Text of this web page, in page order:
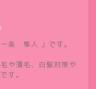
条 隼人 」です。
や薄毛、白髪対策や
す。